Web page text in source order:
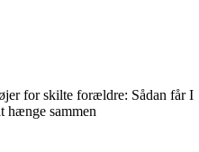
for skilte forældre: Sådan får I
hænge sammen